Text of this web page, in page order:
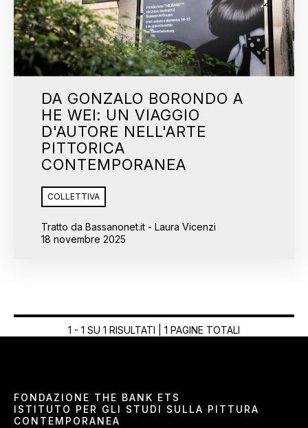
DA GONZALO BORONDO A
HE WEI: UN VIAGGIO
D'AUTORE NELL'ARTE
PITTORICA
CONTEMPORANEA
COLLETTIVA
Tratto da Bassanonet.it - Laura Vicenzi
18 novembre 2025
1 - 1 SU 1 RISULTATI | 1 PAGINE TOTALI
FONDAZIONE THE BANK ETS
ISTITUTO PER GLI STUDI SULLA PITTURA
CONTEMPORANEA